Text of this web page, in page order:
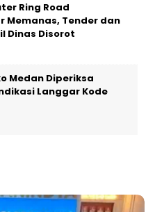
Ring Road
Memanas, Tender dan
Dinas Disorot
Medan Diperiksa
Langgar Kode